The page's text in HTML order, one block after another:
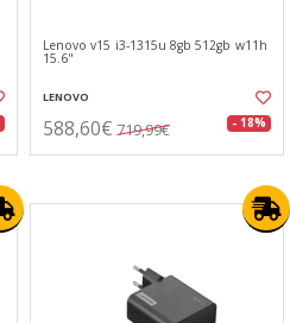
Lenovo v15 i3-1315u 8gb 512gb w11h
15.6"
LENOVO
588,60€ 719,99€ - 18%